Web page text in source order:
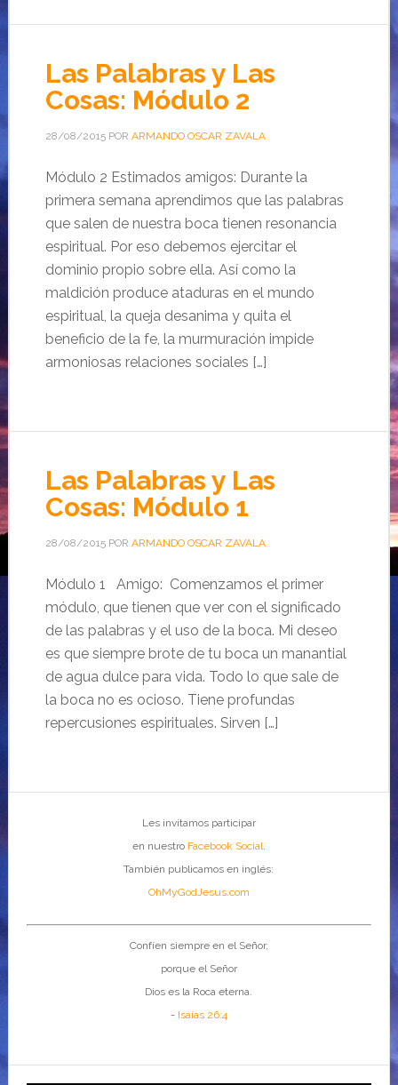
Las Palabras y Las
Cosas: Módulo 2
28/08/2015POR ARMANDO OSCAR ZAVALA
Módulo 2 Estimados amigos: Durante la
primera semana aprendimos que las palabras
que salen de nuestra boca tienen resonancia
espiritual. Por eso debemos ejercitar el
dominio propio sobre ella. Así como la
maldición produce ataduras en el mundo
espiritual, la queja desanima y quita el
beneficio de la fe, la murmuración impide
armoniosas relaciones sociales […]
Las Palabras y Las
Cosas: Módulo 1
28/08/2015POR ARMANDO OSCAR ZAVALA
Módulo 1 Amigo: Comenzamos el primer
módulo, que tienen que ver con el significado
de las palabras y el uso de la boca. Mi deseo
es que siempre brote de tu boca un manantial
de agua dulce para vida. Todo lo que sale de
la boca no es ocioso. Tiene profundas
repercusiones espirituales. Sirven […]
Les invitamos participar
en nuestro Facebook Social.
También publicamos en inglés:
OhMyGodJesus.com
Confíen siempre en el Señor,
porque el Señor
Dios es la Roca eterna.
- Isaías 26:4